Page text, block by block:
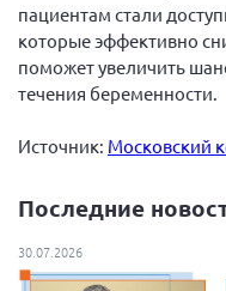
пациентам стали
которые эффективно
поможет увеличить
течения беременности.
Источник: Московский
Последние
30.07.2026